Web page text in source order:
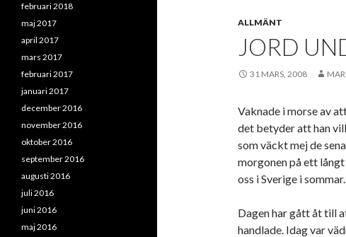
ALLMÄNT
JORD
31 MARS, 2008
Vaknade i morse av
det betyder att han
som väckt mej de
morgonen på ett
oss i Sverige i sommar.
Dagen har gått åt till
handlade. Idag var
februari 2018
maj 2017
april 2017
mars 2017
februari 2017
januari 2017
december 2016
november 2016
oktober 2016
september 2016
augusti 2016
juli 2016
juni 2016
maj 2016